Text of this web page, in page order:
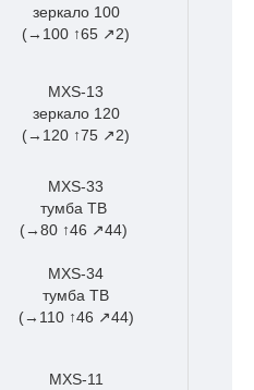
зеркало 100
(→100 ↑65 ↗2)
MXS-13
зеркало 120
(→120 ↑75 ↗2)
MXS-33
тумба ТВ
(→80 ↑46 ↗44)
MXS-34
тумба ТВ
(→110 ↑46 ↗44)
MXS-11